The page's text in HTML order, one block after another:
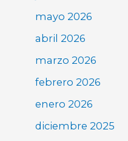
mayo 2026
abril 2026
marzo 2026
febrero 2026
enero 2026
diciembre 2025